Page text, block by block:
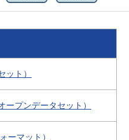
ット）
プンデータセット）
ーマット）